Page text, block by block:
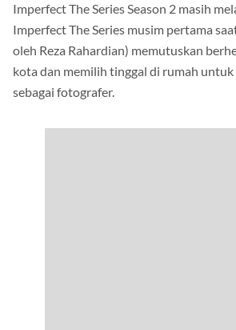
Imperfect The Series Season 2 masih
Imperfect The Series musim pertama
oleh Reza Rahardian) memutuskan
kota dan memilih tinggal di rumah
sebagai fotografer.